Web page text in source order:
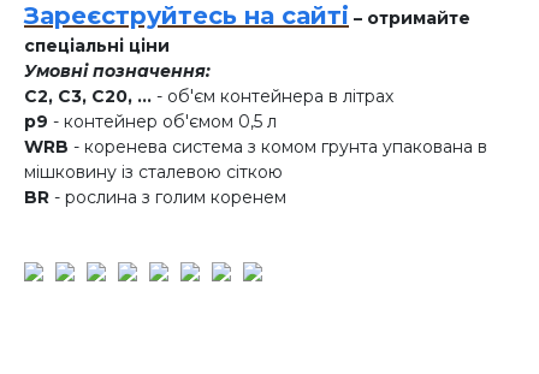
Зареєструйтесь на сайті – отримайте
спеціальні ціни
Умовні позначення:
C2, C3, C20, ... - об'єм контейнера в літрах
p9 - контейнер об'ємом 0,5 л
WRB - коренева система з комом грунта упакована в
мішковину із сталевою сіткою
BR - рослина з голим коренем